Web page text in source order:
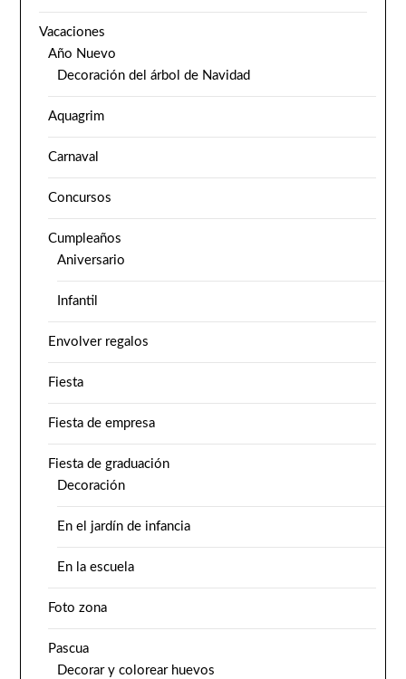
Vacaciones
Año Nuevo
Decoración del árbol de Navidad
Aquagrim
Carnaval
Concursos
Cumpleaños
Aniversario
Infantil
Envolver regalos
Fiesta
Fiesta de empresa
Fiesta de graduación
Decoración
En el jardín de infancia
En la escuela
Foto zona
Pascua
Decorar y colorear huevos